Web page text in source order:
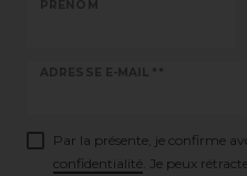
PRÉNOM
ADRESSE E-MAIL **
Par la présente, je confirme
confidentialité . Je peux